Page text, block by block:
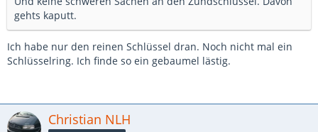
gehts kaputt.
Ich habe nur den reinen Schlüssel dran. Noch nicht mal ein
Schlüsselring. Ich finde so ein gebaumel lästig.
Christian NLH